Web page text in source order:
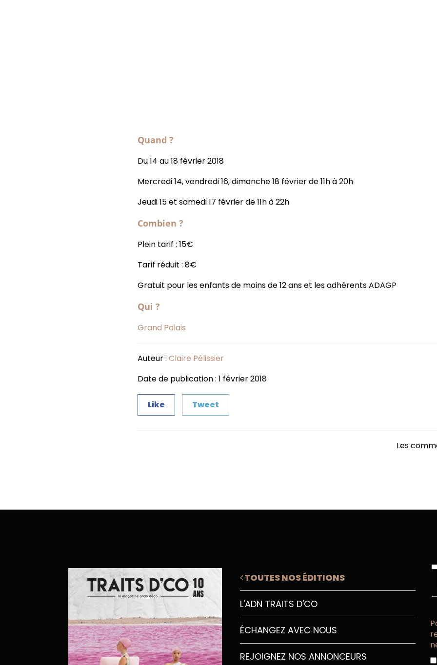
Quand ?
Du 14 au 18 février 2018
Mercredi 14, vendredi 16, dimanche 18 février de 11h à 20h
Jeudi 15 et samedi 17 février de 11h à 22h
Combien ?
Plein tarif : 15€
Tarif réduit : 8€
Gratuit pour les enfants de moins de 12 ans et les adhérents ADAGP
Qui ?
Grand Palais
Auteur : Claire Pélissier
Date de publication : 1 février 2018
Like Tweet
Les
TOUTES NOS ÉDITIONS
L'ADN TRAITS D'CO
ÉCHANGEZ AVEC NOUS
REJOIGNEZ NOS ANNONCEURS